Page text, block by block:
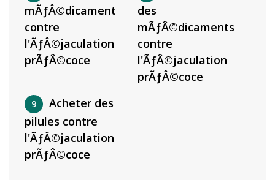
mÃƒÂ©dicament
contre
l'ÃƒÂ©jaculation
prÃƒÂ©coce
des
mÃƒÂ©dicaments
contre
l'ÃƒÂ©jaculation
prÃƒÂ©coce
Acheter des
pilules contre
l'ÃƒÂ©jaculation
prÃƒÂ©coce